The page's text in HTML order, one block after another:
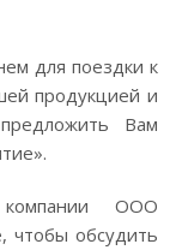
для поездки к
продукцией и
Вам
компании ООО
чтобы обсудить